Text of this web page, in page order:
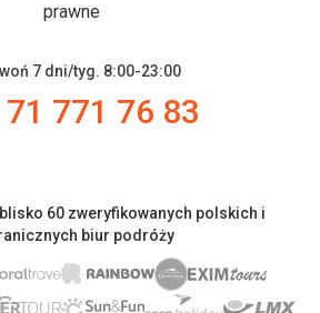
prawne
7 dni/tyg. 8:00-23:00
771 76 83
60 zweryfikowanych polskich i
biur podróży